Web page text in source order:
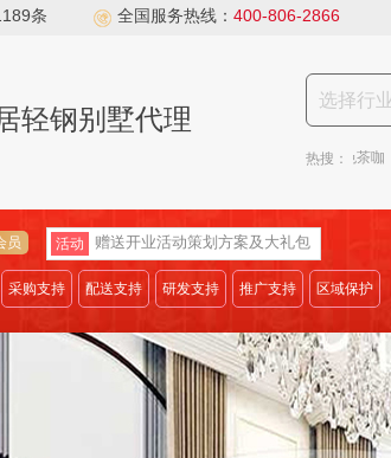
条 全国服务热线： 400-806-2866
轻钢别墅代理
热搜：
蔡明纬热干面
员 活动 赠送开业活动策划方案及大礼包
采购支持 配送支持 研发支持 推广支持 区域保护